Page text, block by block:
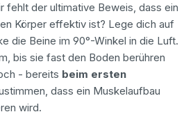
fehlt der ultimative Beweis, dass ein
Körper effektiv ist? Lege dich auf
die Beine im 90°-Winkel in die Luft.
bis sie fast den Boden berühren
- bereits beim ersten
dass ein Muskelaufbau
wird.